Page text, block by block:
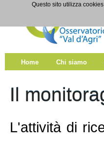
Salta al contenuto
Monitoraggio
Home Chi siamo
Il
L'attività di
Questo sito utilizza